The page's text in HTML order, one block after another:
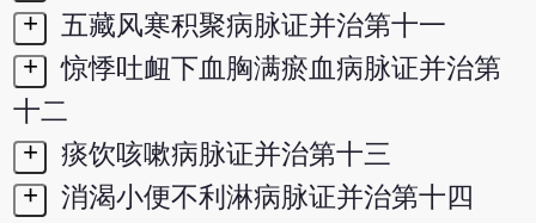
+
五藏风寒积聚病脉证并治第十一
+
惊悸吐衄下血胸满瘀血病脉证并治第
十二
+
痰饮咳嗽病脉证并治第十三
+
消渴小便不利淋病脉证并治第十四